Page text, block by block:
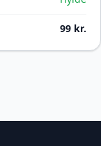
99 kr.